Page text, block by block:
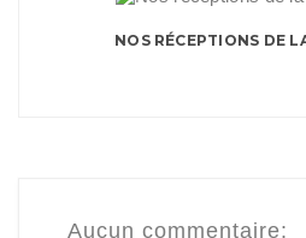
NOS RÉCEPTIONS DE
Aucun commentaire: